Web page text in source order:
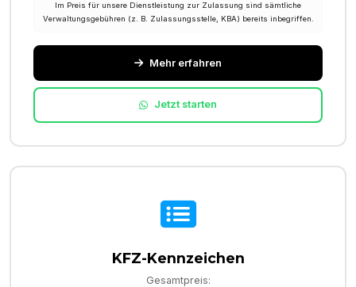
Im Preis für unsere Dienstleistung zur Zulassung sind sämtliche
Verwaltungsgebühren (z. B. Zulassungsstelle, KBA) bereits inbegriffen.
Mehr erfahren
Jetzt starten
KFZ-Kennzeichen
Gesamtpreis: